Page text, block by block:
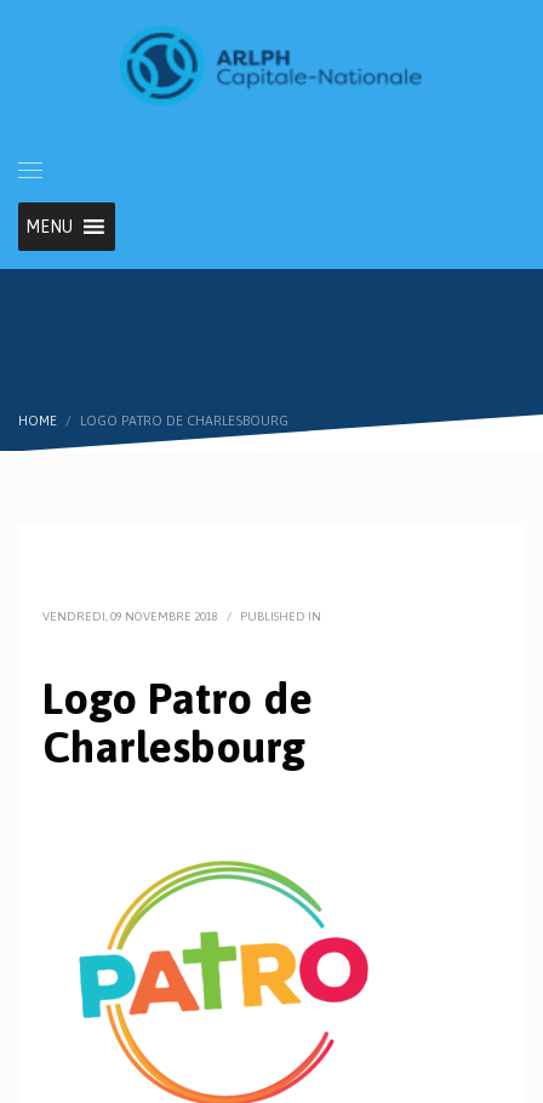
MENU
HOME LOGO PATRO DE CHARLESBOURG
VENDREDI, 09 NOVEMBRE 2018 / PUBLISHED IN
Logo Patro de
Charlesbourg